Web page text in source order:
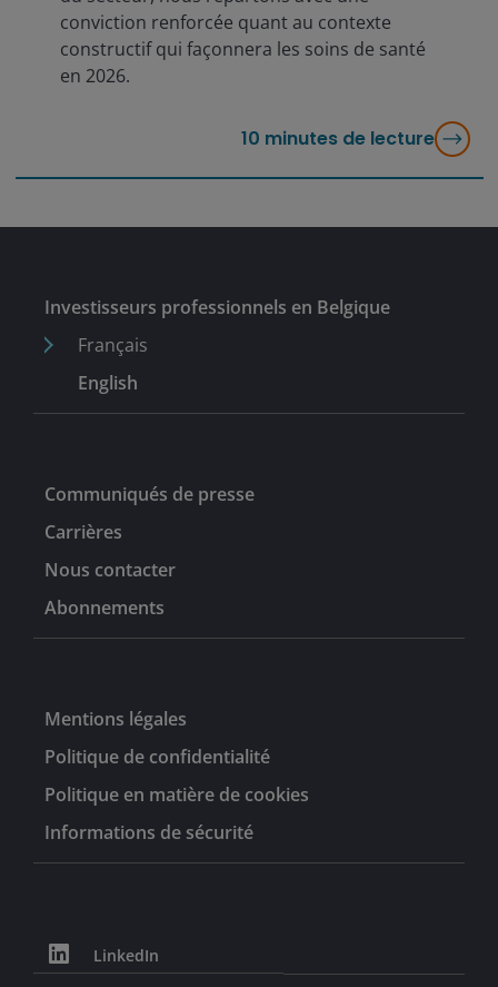
conviction renforcée quant au contexte
constructif qui façonnera les soins de santé
en 2026.
10 minutes de lecture
Investisseurs professionnels en Belgique
Français
English
Communiqués de presse
Carrières
Nous contacter
Abonnements
Mentions légales
Politique de confidentialité
Politique en matière de cookies
Informations de sécurité
LinkedIn